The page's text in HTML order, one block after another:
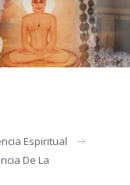
Espiritual
De La